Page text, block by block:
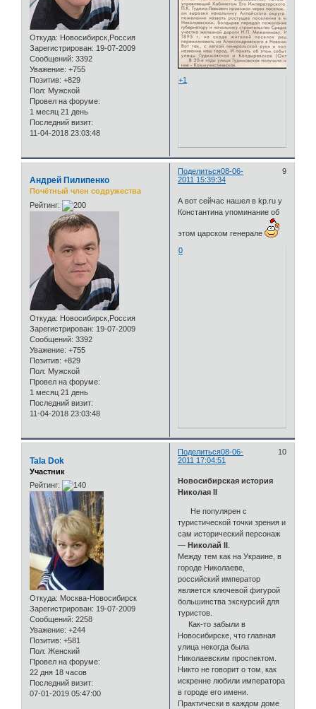
Откуда: Новосибирск,Россия
Зарегистрирован: 19-07-2009
Сообщений: 3392
Уважение: +755
Позитив: +829
Пол: Мужской
Провел на форуме:
1 месяц 21 день
Последний визит:
11-04-2018 23:03:48
+1
Поделиться 9
08-06-
2011 15:39:34
Андрей Пилипенко
Почётный член содружества
Рейтинг:
Откуда: Новосибирск,Россия
Зарегистрирован: 19-07-2009
Сообщений: 3392
Уважение: +755
Позитив: +829
Пол: Мужской
Провел на форуме:
1 месяц 21 день
Последний визит:
11-04-2018 23:03:48
А вот сейчас нашел в kp.ru у
Константина упоминание об
этом царском генерале
0
Поделиться 10
08-06-
2011 17:04:51
Tala Dok
Участник
Рейтинг:
Откуда: Москва-Новосибирск
Зарегистрирован: 19-07-2009
Сообщений: 2258
Уважение: +244
Позитив: +581
Пол: Женский
Провел на форуме:
22 дня 18 часов
Последний визит:
07-01-2019 05:47:00
Новосибирская история
Николая II
Не популярен с
туристической точки зрения и
сам исторический персонаж
—Николай II
Между тем как на Украине, в
городе Николаеве,
российский император
является ключевой фигурой
большинства экскурсий для
туристов.
Как-то забыли в
Новосибирске, что главная
улица некогда была
Николаевским проспектом.
Никто не говорит о том, как
искренне любили императора
в городе его имени.
Практически в каждом доме